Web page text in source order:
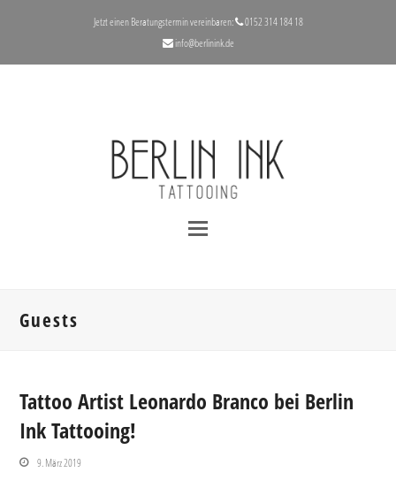
Jetzt einen Beratungstermin vereinbaren:
‪0152 314 184 18‬
info@berlinink.de
Guests
Tattoo Artist Leonardo Branco bei Berlin
Ink Tattooing!
9. März 2019